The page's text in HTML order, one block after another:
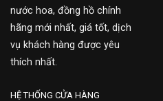
nước hoa, đồng hồ chính
hãng mới nhất, giá tốt, dịch
vụ khách hàng được yêu
thích nhất.
HỆ THỐNG CỬA HÀNG